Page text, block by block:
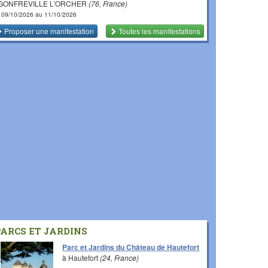
L'ORCHER (76, France)
09/10/2026 au 11/10/2026
Proposer une manifestation Toutes les manifestations
ET JARDINS
Parc et Jardins du Château de Hautefort
à Hautefort(24, France)